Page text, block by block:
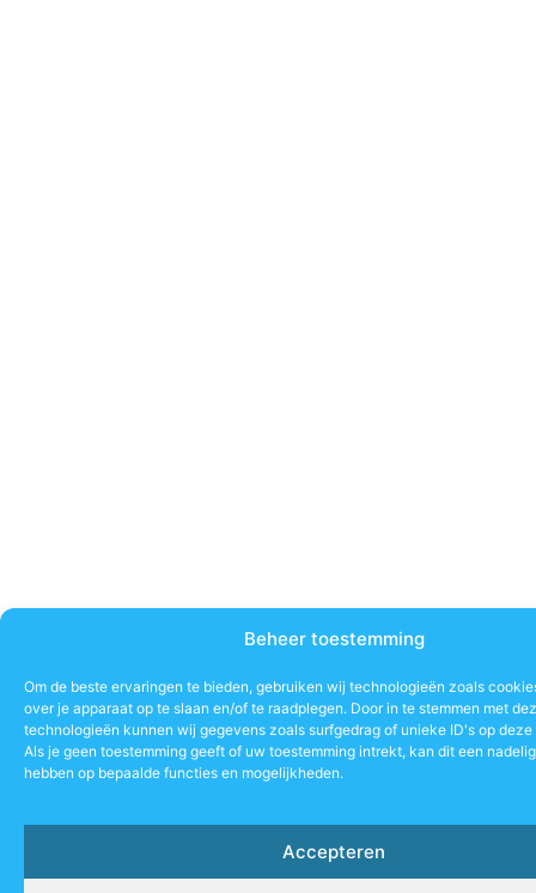
Beheer toestemming
Om de beste ervaringen te bieden, gebruiken wij technologieën zoals
over je apparaat op te slaan en/of te raadplegen. Door in te stemmen met
technologieën kunnen wij gegevens zoals surfgedrag of unieke ID's op
Als je geen toestemming geeft of uw toestemming intrekt, kan dit een
hebben op bepaalde functies en mogelijkheden.
Accepteren